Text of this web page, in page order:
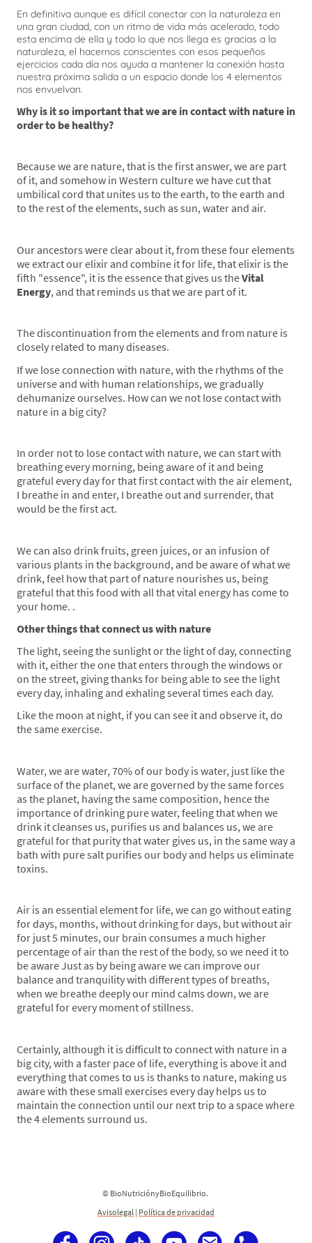
En definitiva aunque es difícil conectar con la naturaleza en
una gran ciudad, con un ritmo de vida más acelerado, todo
esta encima de ella y todo lo que nos llega es gracias a la
naturaleza, el hacernos conscientes con esos pequeños
ejercicios cada día nos ayuda a mantener la conexión hasta
nuestra próxima salida a un espacio donde los 4 elementos
nos envuelvan.
Why is it so important that we are in contact with nature in
order to be healthy?
Because we are nature, that is the first answer, we are part
of it, and somehow in Western culture we have cut that
umbilical cord that unites us to the earth, to the earth and
to the rest of the elements, such as sun, water and air.
Our ancestors were clear about it, from these four elements
we extract our elixir and combine it for life, that elixir is the
fifth "essence", it is the essence that gives us theVital
Energy, and that reminds us that we are part of it.
The discontinuation from the elements and from nature is
closely related to many diseases.
If we lose connection with nature, with the rhythms of the
universe and with human relationships, we gradually
dehumanize ourselves. How can we not lose contact with
nature in a big city?
In order not to lose contact with nature, we can start with
breathing every morning, being aware of it and being
grateful every day for that first contact with the air element,
I breathe in and enter, I breathe out and surrender, that
would be the first act.
We can also drink fruits, green juices, or an infusion of
various plants in the background, and be aware of what we
drink, feel how that part of nature nourishes us, being
grateful that this food with all that vital energy has come to
your home. .
Other things that connect us with nature
The light, seeing the sunlight or the light of day, connecting
with it, either the one that enters through the windows or
on the street, giving thanks for being able to see the light
every day, inhaling and exhaling several times each day.
Like the moon at night, if you can see it and observe it, do
the same exercise.
Water, we are water, 70% of our body is water, just like the
surface of the planet, we are governed by the same forces
as the planet, having the same composition, hence the
importance of drinking pure water, feeling that when we
drink it cleanses us, purifies us and balances us, we are
grateful for that purity that water gives us, in the same way a
bath with pure salt purifies our body and helps us eliminate
toxins.
Air is an essential element for life, we can go without eating
for days, months, without drinking for days, but without air
for just 5 minutes, our brain consumes a much higher
percentage of air than the rest of the body, so we need it to
be aware Just as by being aware we can improve our
balance and tranquility with different types of breaths,
when we breathe deeply our mind calms down, we are
grateful for every moment of stillness.
Certainly, although it is difficult to connect with nature in a
big city, with a faster pace of life, everything is above it and
everything that comes to us is thanks to nature, making us
aware with these small exercises every day helps us to
maintain the connection until our next trip to a space where
the 4 elements surround us.
© BioNutriciónyBioEquilibrio.
Avisolegal | Política de privacidad